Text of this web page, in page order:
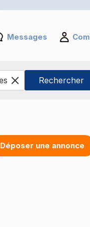
Messages
Déposer une annonce